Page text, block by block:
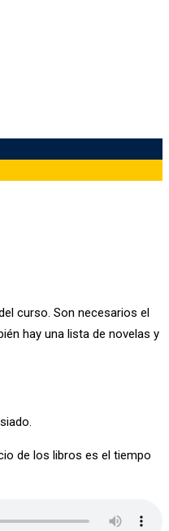
curso. Son necesarios el
hay una lista de novelas y
de los libros es el tiempo